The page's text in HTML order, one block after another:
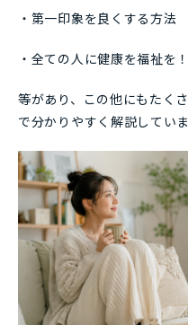
・第一印象を良くする方法
・全ての人に健康を福祉を！
等があり、この他にもたく
で分かりやすく解説してい